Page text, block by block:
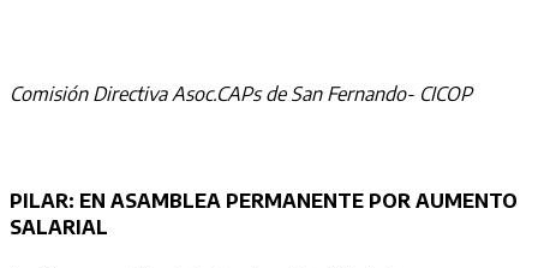
Comisión Directiva Asoc.CAPs de San Fernando- CICOP
PILAR: EN ASAMBLEA PERMANENTE POR AUMENTO
SALARIAL